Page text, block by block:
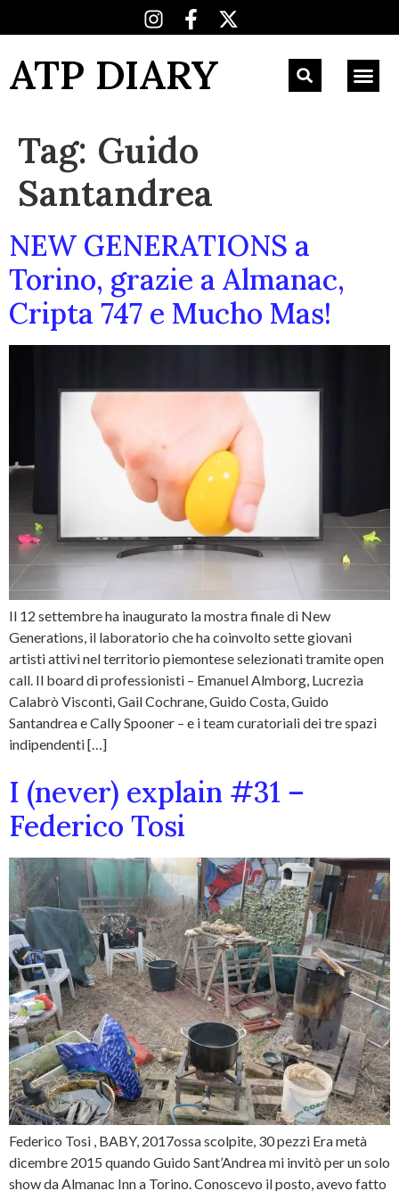
ATP DIARY
Tag: Guido
Santandrea
NEW GENERATIONS a
Torino, grazie a Almanac,
Cripta 747 e Mucho Mas!
Il 12 settembre ha inaugurato la mostra finale di New
Generations, il laboratorio che ha coinvolto sette giovani
artisti attivi nel territorio piemontese selezionati tramite open
call. Il board di professionisti – Emanuel Almborg, Lucrezia
Calabrò Visconti, Gail Cochrane, Guido Costa, Guido
Santandrea e Cally Spooner – e i team curatoriali dei tre spazi
indipendenti […]
I (never) explain #31 –
Federico Tosi
Federico Tosi , BABY, 2017ossa scolpite, 30 pezzi Era metà
dicembre 2015 quando Guido Sant’Andrea mi invitò per un solo
show da Almanac Inn a Torino. Conoscevo il posto, avevo fatto